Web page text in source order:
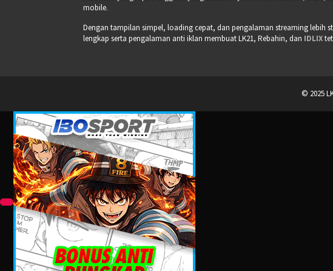
mobile.
Dengan tampilan simpel, loading cepat, dan pengalaman streaming lebih
lengkap serta pengalaman anti iklan membuat LK21, Rebahin, dan IDLIX
© 2025